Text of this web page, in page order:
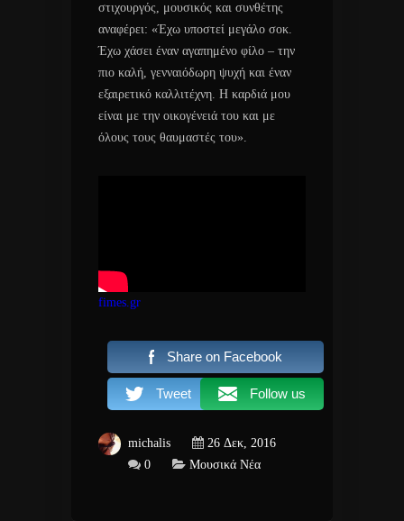
στιχουργός, μουσικός και συνθέτης
αναφέρει: «Έχω υποστεί μεγάλο σοκ.
Έχω χάσει έναν αγαπημένο φίλο – την
πιο καλή, γενναιόδωρη ψυχή και έναν
εξαιρετικό καλλιτέχνη. Η καρδιά μου
είναι με την οικογένειά του και με
όλους τους θαυμαστές του».
fimes.gr
Share on Facebook
Tweet Follow us
michalis
26 Δεκ, 2016
0
Μουσικά Νέα